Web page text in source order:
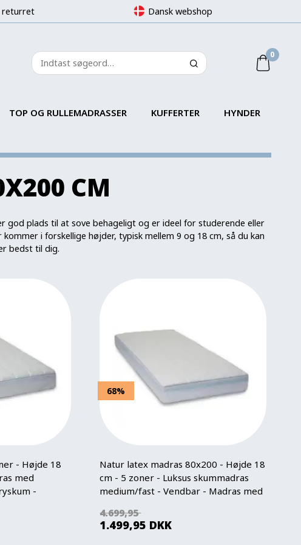
returret Dansk webshop
0
TOP OG RULLEMADRASSER KUFFERTER
HYNDER
CM
god plads til at sove behageligt og er ideel for studerende eller
i forskellige højder, typisk mellem 9 og 18 cm, så du kan
bedst til dig.
- Højde 18
med
-
68%
Natur latex madras 80x200 - Højde 18
cm - 5 zoner - Luksus skummadras
medium/fast - Vendbar - Madras med
4.699,95
1.499,95 DKK